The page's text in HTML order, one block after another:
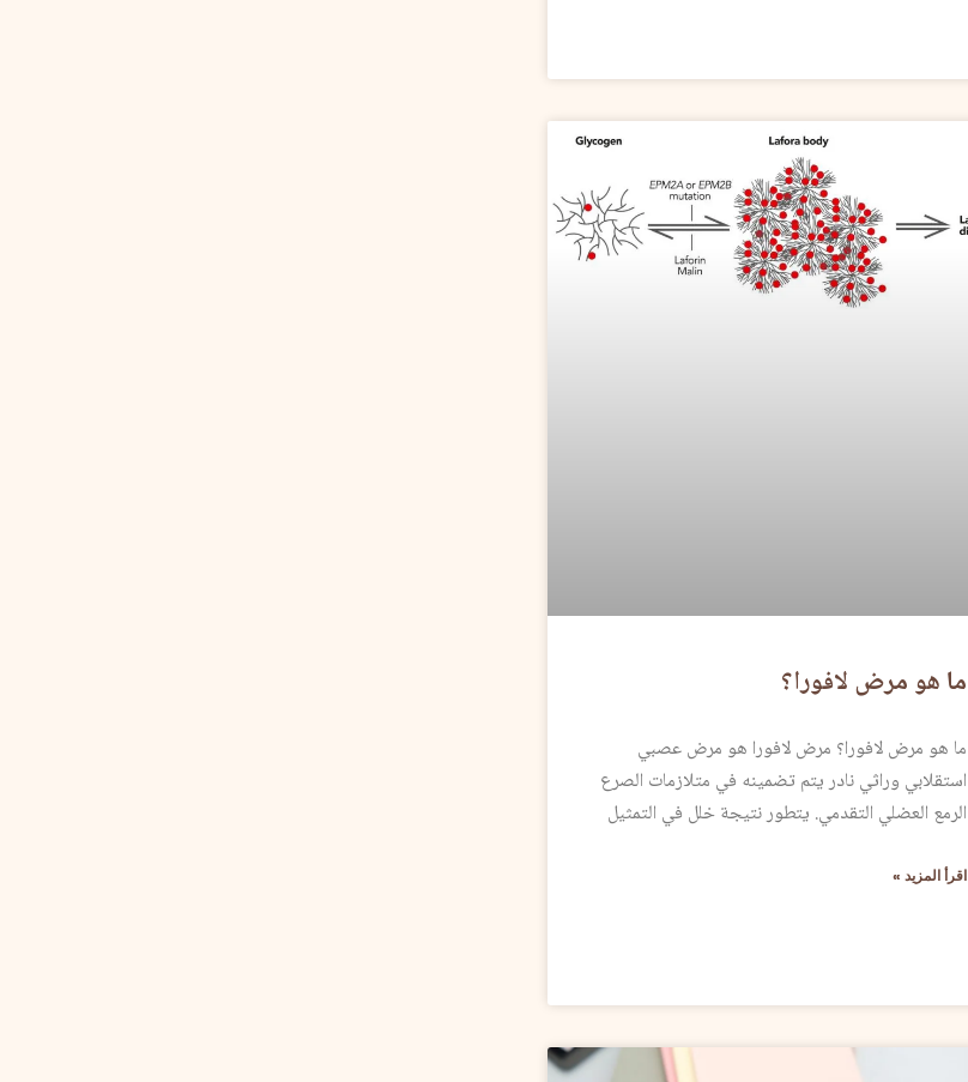
ما هو مرض لافورا؟
ما هو مرض لافورا؟ مرض لافورا هو مرض عصبي
استقلابي وراثي نادر يتم تضمينه في متلازمات الصرع
الرمع العضلي التقدمي. يتطور نتيجة خلل في التمثيل
اقرأ المزيد »